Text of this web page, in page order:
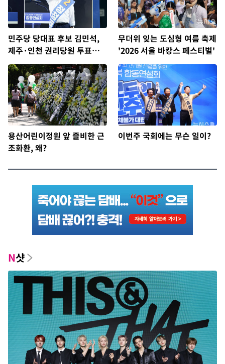
민주당 당대표 후보 김민석,
제주·인천 권리당원 투표서
정청래에 승리
무더위 잊는 도심형 여름 축제
'2026 서울 바캉스 페스티벌'
용산어린이정원 앞 즐비한 근
조화환, 왜?
이번주 국회에는 무슨 일이?
N샷